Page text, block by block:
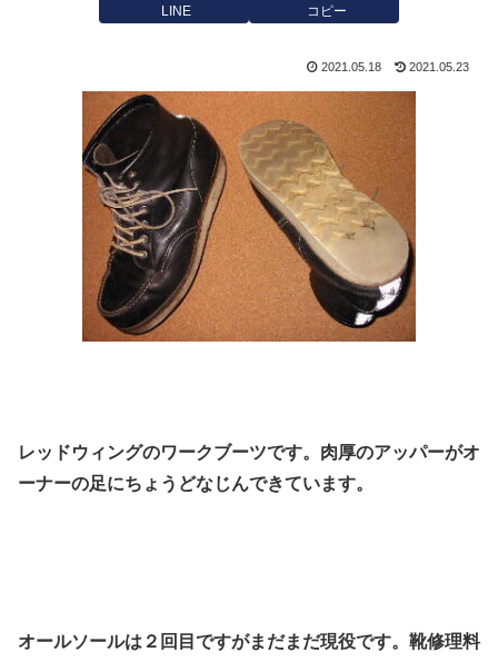
LINE コピー
2021.05.18 2021.05.23
レッドウィングのワークブーツです。肉厚のアッパーがオ
ーナーの足にちょうどなじんできています。
オールソールは２回目ですがまだまだ現役です。靴修理料